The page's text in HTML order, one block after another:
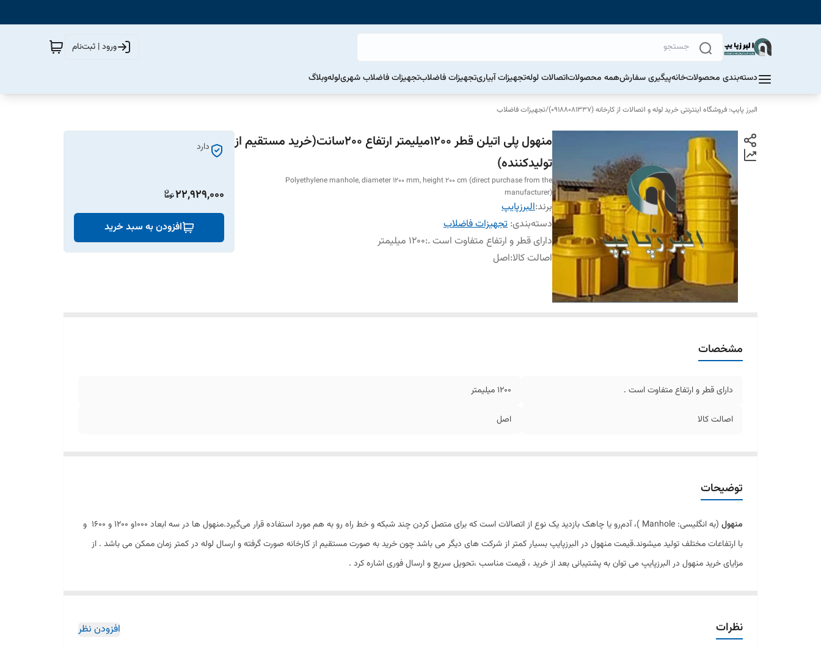
ورود | ثبت‌نام
دسته‌بندی محصولاتخانهپیگیری سفارشهمه محصولاتاتصالات لولهتجهیزات آبیاریتجهیزات فاضلابتجهیزات فاضلاب شهریلولهوبلاگ
البرز پایپ: فروشگاه اینترنتی خرید لوله و اتصالات از کارخانه (09188081337) /تجهیزات فاضلاب
منهول پلی اتیلن قطر 1200میلیمتر ارتفاع 200سانت(خرید مستقیم از
تولیدکننده)
Polyethylene manhole, diameter 1200 mm, height 200 cm (direct purchase from the
manufacturer)
برند:البرزپایپ
دسته‌بندی: تجهیزات فاضلاب
دارای قطر و ارتفاع متفاوت است .:1200 میلیمتر
اصالت کالا:اصل
دارد
22,929,000
افزودن به سبد خرید
مشخصات
دارای قطر و ارتفاع متفاوت است . 1200 میلیمتر
اصالت کالا اصل
توضیحات
منهول
(به انگلیسی: Manhole )، آدم‌رو یا چاهک بازدید یک نوع از اتصالات است که برای متصل کردن چند شبکه و خط راه رو به هم مورد استفاده قرار می‌گیرد.منهول ها در سه ابعاد 1000و 1200 و 1600 و
با ارتفاعات مختلف تولید میشوند.قیمت منهول در البرزپایپ بسیار کمتر از شرکت های دیگر می باشد چون خرید به صورت مستقیم از کارخانه صورت گرفته و ارسال لوله در کمتر زمان ممکن می باشد . از
مزایای خرید منهول در البرزپایپ می توان به پشتیبانی بعد از خرید ، قیمت مناسب ،تحویل سریع و ارسال فوری اشاره کرد .
نظرات افزودن نظر